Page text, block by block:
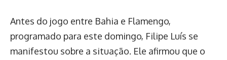
Antes do jogo entre Bahia e Flamengo,
programado para este domingo, Filipe Luís se
manifestou sobre a situação. Ele afirmou que o